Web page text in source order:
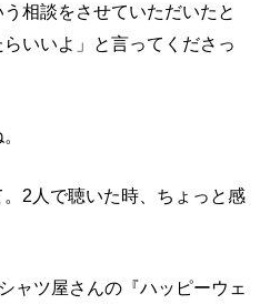
相談をさせていただいたと
いいよ」と言ってくださっ
2人で聴いた時、ちょっと感
ャツ屋さんの『ハッピーウェ